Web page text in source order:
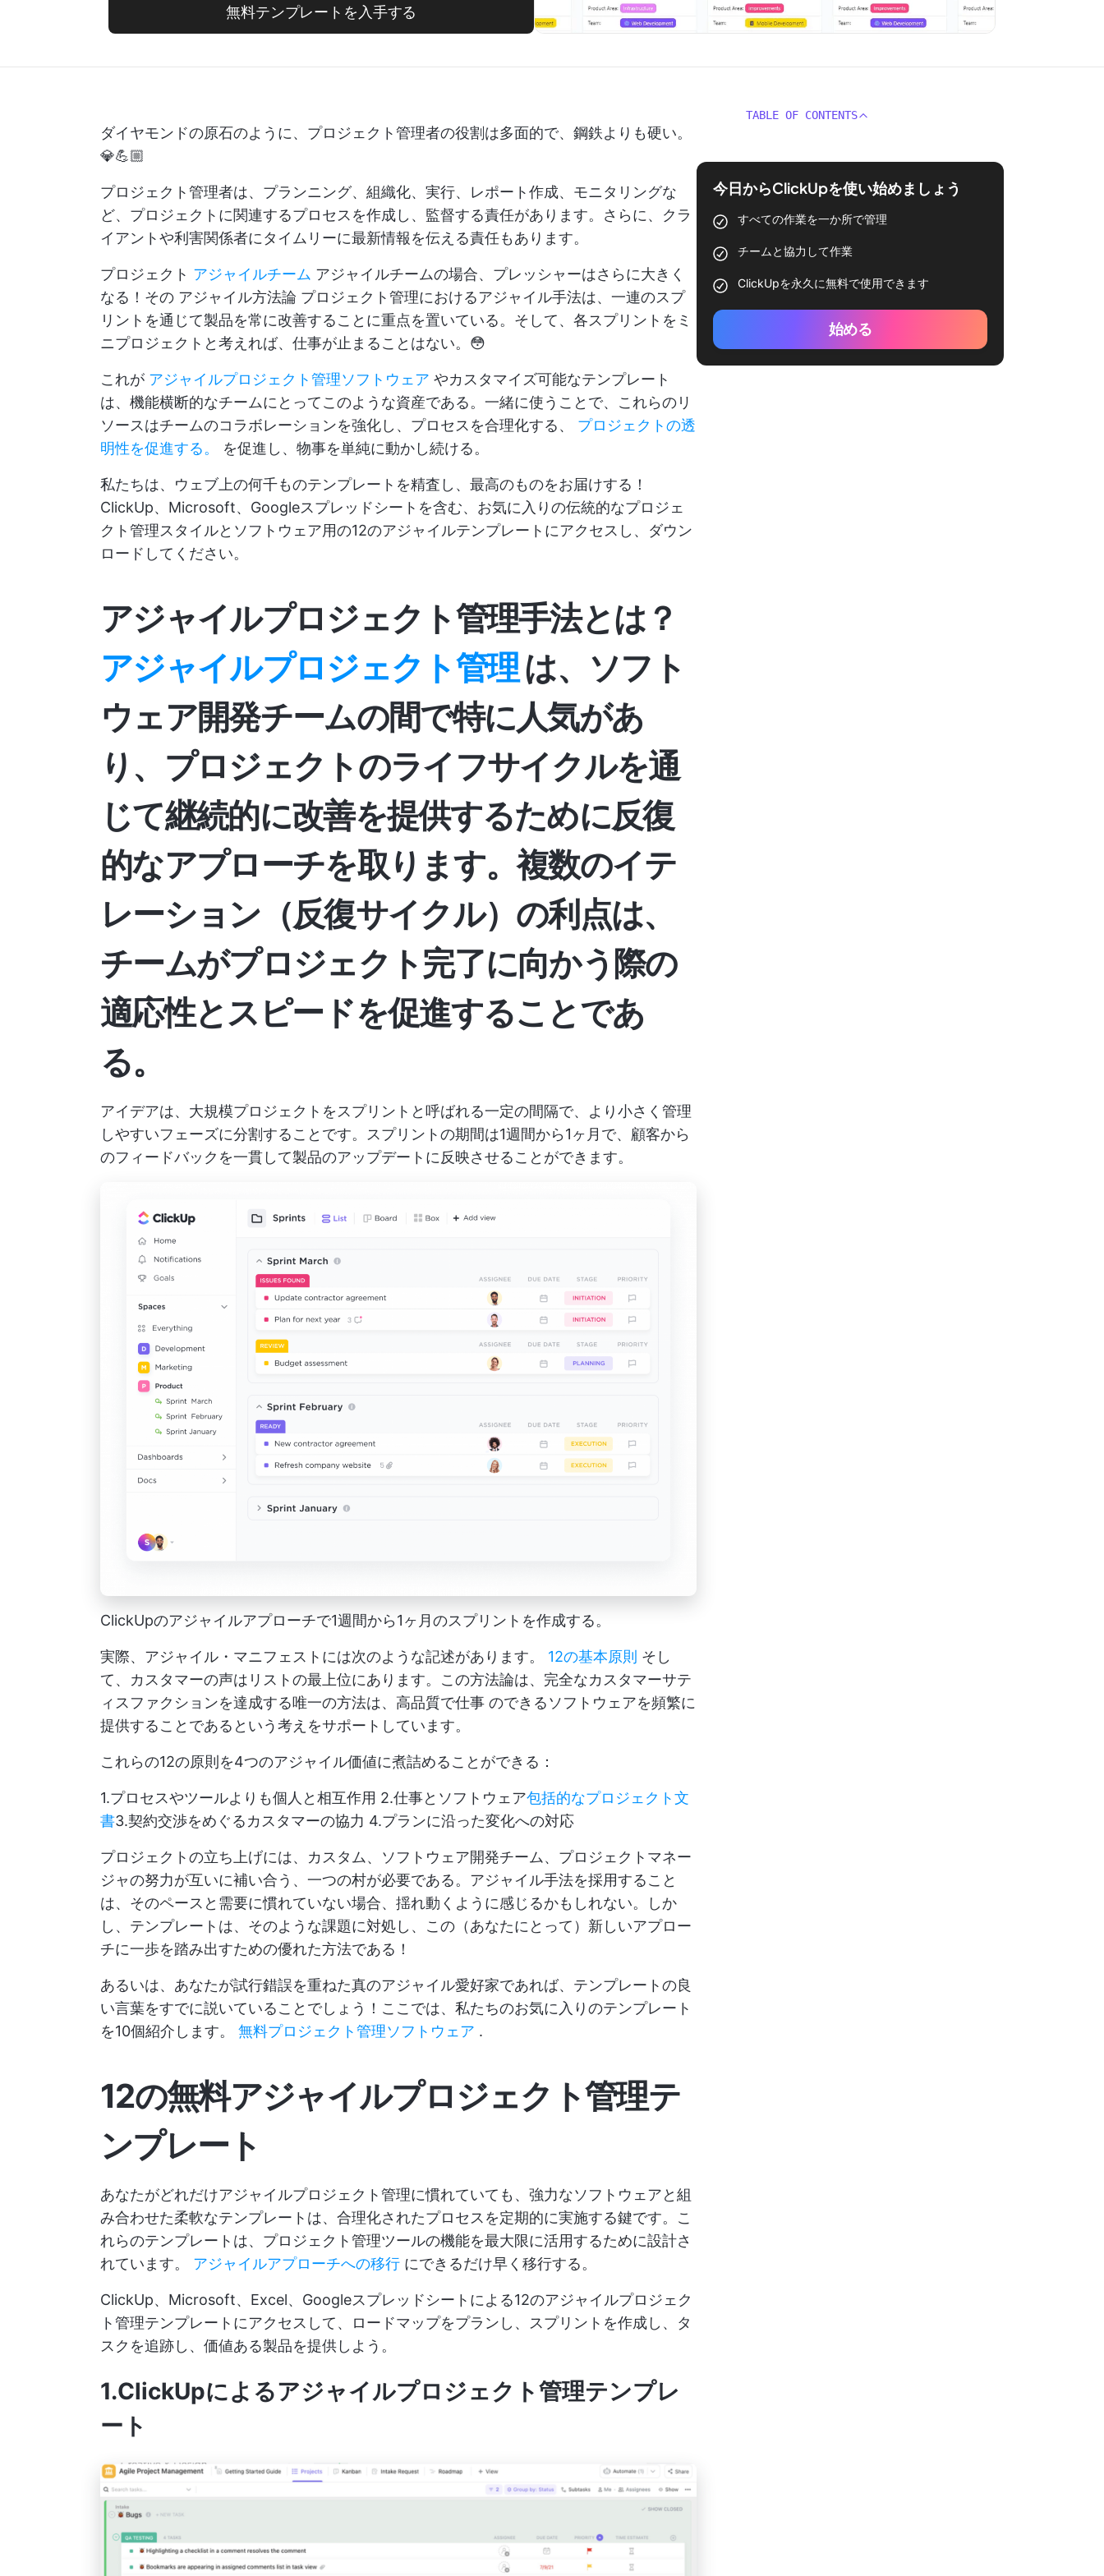
無料テンプレートを入手する
ダイヤモンドの原石のように、プロジェクト管理者の役割は多面的で、鋼鉄よりも硬い。
💎💪🏼
プロジェクト管理者は、プランニング、組織化、実行、レポート作成、モニタリングな
ど、プロジェクトに関連するプロセスを作成し、監督する責任があります。さらに、クラ
イアントや利害関係者にタイムリーに最新情報を伝える責任もあります。
プロジェクト アジャイルチーム アジャイルチームの場合、プレッシャーはさらに大きく
なる！その アジャイル方法論 プロジェクト管理におけるアジャイル手法は、一連のスプ
リントを通じて製品を常に改善することに重点を置いている。そして、各スプリントをミ
ニプロジェクトと考えれば、仕事が止まることはない。😳
これが アジャイルプロジェクト管理ソフトウェア やカスタマイズ可能なテンプレート
は、機能横断的なチームにとってこのような資産である。一緒に使うことで、これらのリ
ソースはチームのコラボレーションを強化し、プロセスを合理化する、 プロジェクトの透
明性を促進する。
を促進し、物事を単純に動かし続ける。
私たちは、ウェブ上の何千ものテンプレートを精査し、最高のものをお届けする！
ClickUp、Microsoft、Googleスプレッドシートを含む、お気に入りの伝統的なプロジェ
クト管理スタイルとソフトウェア用の12のアジャイルテンプレートにアクセスし、ダウン
ロードしてください。
アジャイルプロジェクト管理手法とは？
アジャイルプロジェクト管理は、ソフト
ウェア開発チームの間で特に人気があ
り、プロジェクトのライフサイクルを通
じて継続的に改善を提供するために反復
的なアプローチを取ります。複数のイテ
レーション（反復サイクル）の利点は、
チームがプロジェクト完了に向かう際の
適応性とスピードを促進することであ
る。
アイデアは、大規模プロジェクトをスプリントと呼ばれる一定の間隔で、より小さく管理
しやすいフェーズに分割することです。スプリントの期間は1週間から1ヶ月で、顧客から
のフィードバックを一貫して製品のアップデートに反映させることができます。
ClickUpのアジャイルアプローチで1週間から1ヶ月のスプリントを作成する。
実際、アジャイル・マニフェストには次のような記述があります。 12の基本原則 そし
て、カスタマーの声はリストの最上位にあります。この方法論は、完全なカスタマーサテ
ィスファクションを達成する唯一の方法は、高品質で仕事 のできるソフトウェアを頻繁に
提供することであるという考えをサポートしています。
これらの12の原則を4つのアジャイル価値に煮詰めることができる：
1.プロセスやツールよりも個人と相互作用 2.仕事とソフトウェア包括的なプロジェクト文
書3.契約交渉をめぐるカスタマーの協力 4.プランに沿った変化への対応
プロジェクトの立ち上げには、カスタム、ソフトウェア開発チーム、プロジェクトマネー
ジャの努力が互いに補い合う、一つの村が必要である。アジャイル手法を採用すること
は、そのペースと需要に慣れていない場合、揺れ動くように感じるかもしれない。しか
し、テンプレートは、そのような課題に対処し、この（あなたにとって）新しいアプロー
チに一歩を踏み出すための優れた方法である！
あるいは、あなたが試行錯誤を重ねた真のアジャイル愛好家であれば、テンプレートの良
い言葉をすでに説いていることでしょう！ここでは、私たちのお気に入りのテンプレート
を10個紹介します。 無料プロジェクト管理ソフトウェア .
12の無料アジャイルプロジェクト管理テ
ンプレート
あなたがどれだけアジャイルプロジェクト管理に慣れていても、強力なソフトウェアと組
み合わせた柔軟なテンプレートは、合理化されたプロセスを定期的に実施する鍵です。こ
れらのテンプレートは、プロジェクト管理ツールの機能を最大限に活用するために設計さ
れています。 アジャイルアプローチへの移行 にできるだけ早く移行する。
ClickUp、Microsoft、Excel、Googleスプレッドシートによる12のアジャイルプロジェク
ト管理テンプレートにアクセスして、ロードマップをプランし、スプリントを作成し、タ
スクを追跡し、価値ある製品を提供しよう。
1.ClickUpによるアジャイルプロジェクト管理テンプレ
ート
TABLE OF CONTENTS
今日からClickUpを使い始めましょう
すべての作業を一か所で管理
チームと協力して作業
ClickUpを永久に無料で使用できます
始める